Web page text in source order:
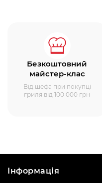
Безкоштовний
майстер-клас
Від шефа при покупці
гриля від 100 000 грн
Інформація